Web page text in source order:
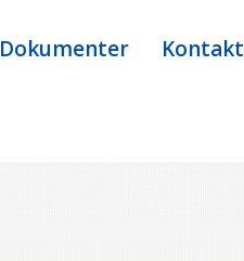
Dokumenter Kontakt